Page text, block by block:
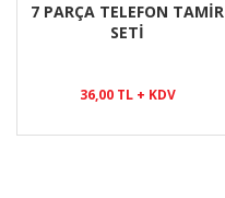
7 PARÇA TELEFON TAMİR
SETİ
36,00 TL + KDV